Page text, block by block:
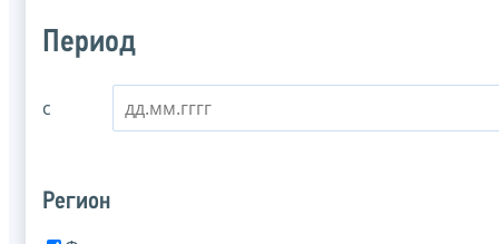
Период
с
Регион